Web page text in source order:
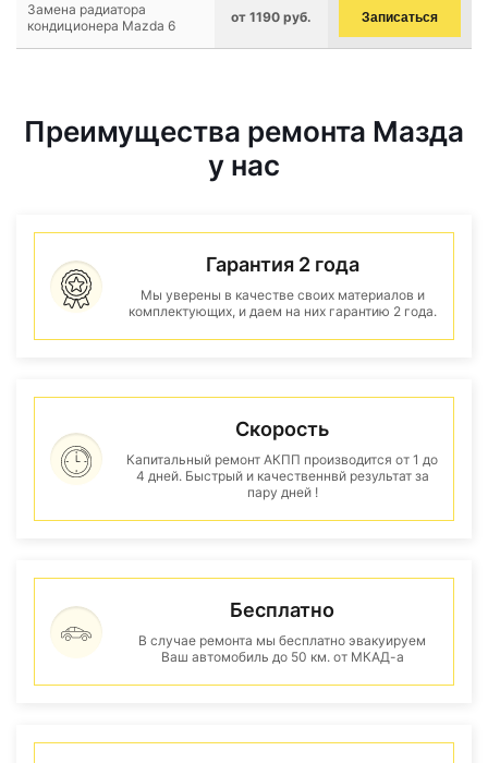
Замена радиатора
кондиционера Mazda 6
от 1190 руб. Записаться
Преимущества ремонта Мазда
у нас
Гарантия 2 года
Мы уверены в качестве своих материалов и
комплектующих, и даем на них гарантию 2 года.
Скорость
Капитальный ремонт АКПП производится от 1 до
4 дней. Быстрый и качественнвй результат за
пару дней !
Бесплатно
В случае ремонта мы бесплатно эвакуируем
Ваш автомобиль до 50 км. от МКАД-а